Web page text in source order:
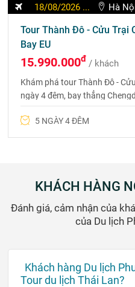
18/08/2026 ... Hà
Tour Thành Đô - Cửu Trại
Bay EU
15.990.000đ / khách
Khám phá tour Thành Đô -
ngày 4 đêm, bay thẳng
5 NGÀY 4 ĐÊM
KHÁCH HÀNG
Đánh giá, cảm nhận của
của Du lịch
Khách hàng Du lịch
Tour du lịch Thái Lan?